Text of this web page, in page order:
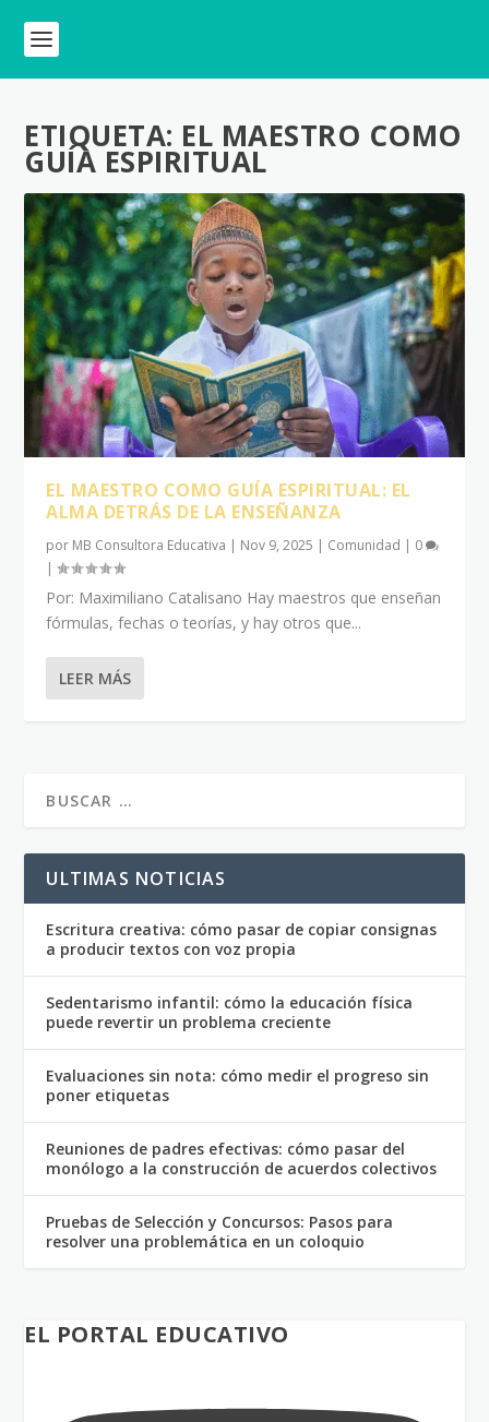
ETIQUETA: EL MAESTRO COMO
GUÍA ESPIRITUAL
EL MAESTRO COMO GUÍA ESPIRITUAL: EL
ALMA DETRÁS DE LA ENSEÑANZA
por MB Consultora Educativa | Nov 9, 2025 | Comunidad | 0
|
Por: Maximiliano Catalisano Hay maestros que enseñan
fórmulas, fechas o teorías, y hay otros que...
LEER MÁS
ULTIMAS NOTICIAS
Escritura creativa: cómo pasar de copiar consignas
a producir textos con voz propia
Sedentarismo infantil: cómo la educación física
puede revertir un problema creciente
Evaluaciones sin nota: cómo medir el progreso sin
poner etiquetas
Reuniones de padres efectivas: cómo pasar del
monólogo a la construcción de acuerdos colectivos
Pruebas de Selección y Concursos: Pasos para
resolver una problemática en un coloquio
EL PORTAL EDUCATIVO